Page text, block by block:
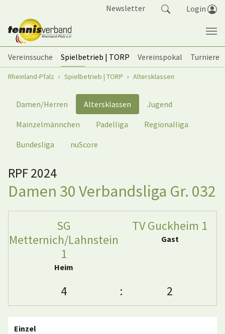
Newsletter Login
Vereinssuche Spielbetrieb | TORP Vereinspokal
Turniere
Sie sind hier:
Rheinland-Pfalz Spielbetrieb | TORP Altersklassen
Damen/Herren Altersklassen
Jugend
Mainzelmännchen
Padelliga
Regionalliga
Bundesliga
nuScore
RPF 2024
Damen 30 Verbandsliga Gr. 032
SG
Metternich/Lahnstein
1
Heim
TV Guckheim 1
Gast
4 : 2
Einzel